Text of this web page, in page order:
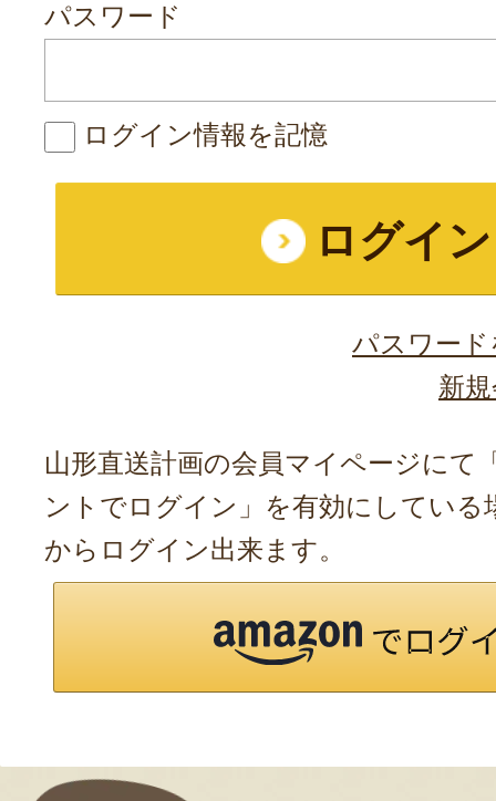
パスワード
ログイン情報を記憶
パスワー
新
山形直送計画の会員マイページにて
ントでログイン」を有効にしている
からログイン出来ます。